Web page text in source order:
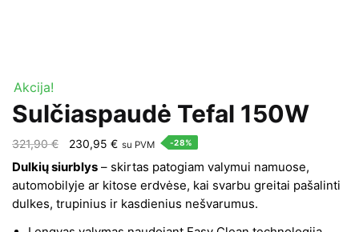
Akcija!
Sulčiaspaudė Tefal 150W
321,90€
Original
price
was:
321,90 €.
230,95 €Current
price
is:
230,95 €.
su PVM -28%
Dulkių siurblys – skirtas patogiam valymui namuose,
automobilyje ar kitose erdvėse, kai svarbu greitai pašalinti
dulkes, trupinius ir kasdienius nešvarumus.